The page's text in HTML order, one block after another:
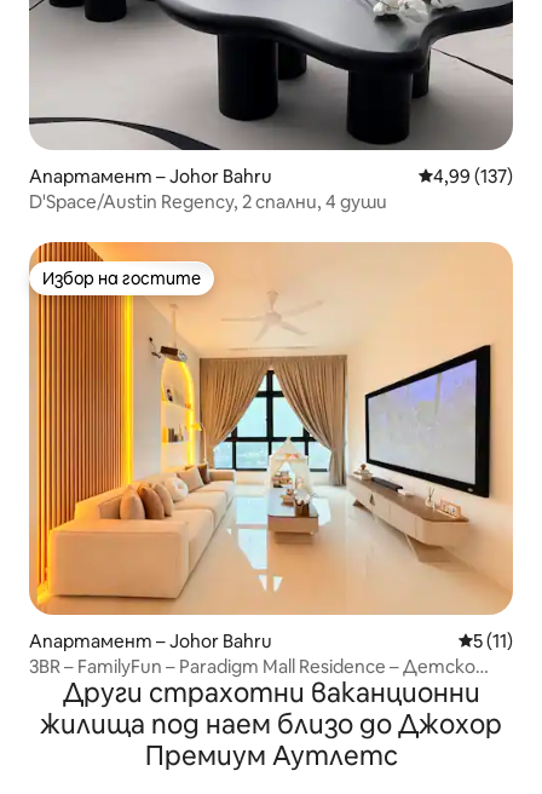
Апартамент – Johor Bahru Средна
4,99 (137)
D'Space/Austin Regency, 2 спални, 4 души
Избор на гостите
Избор на гостите
Апартамент – Johor Bahru Средна
5 (11)
3BR – FamilyFun – Paradigm Mall Residence – Детско
креватче – 9 души
Други страхотни ваканционни
жилища под наем близо до Джохор
Премиум Аутлетс